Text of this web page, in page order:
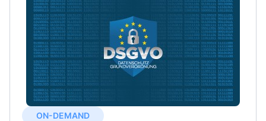
ON-DEMAND